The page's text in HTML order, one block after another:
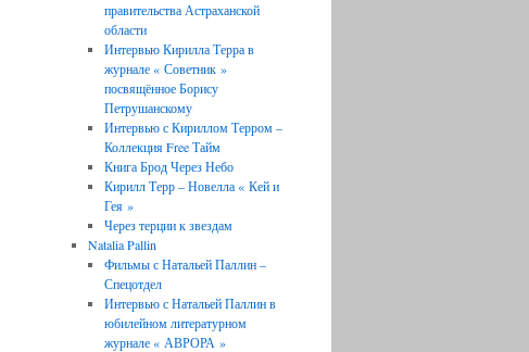
правительства Астраханской
области
Интервью Кирилла Терра в
журнале « Советник »
посвящённое Борису
Петрушанскому
Интервью с Кириллом Терром –
Коллекция Free Тайм
Книга Брод Через Небо
Кирилл Терр – Новелла « Кей и
Гея »
Через терции к звездам
Natalia Pallin
Фильмы с Натальей Паллин –
Спецотдел
Интервью с Натальей Паллин в
юбилейном литературном
журнале « АВРОРА »